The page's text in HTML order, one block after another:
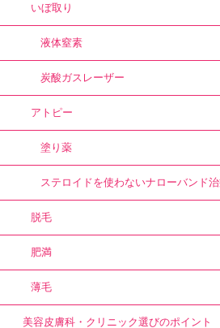
いぼ取り
液体窒素
炭酸ガスレーザー
アトピー
塗り薬
ステロイドを使わないナローバンド
脱毛
肥満
薄毛
美容皮膚科・クリニック選びのポイント